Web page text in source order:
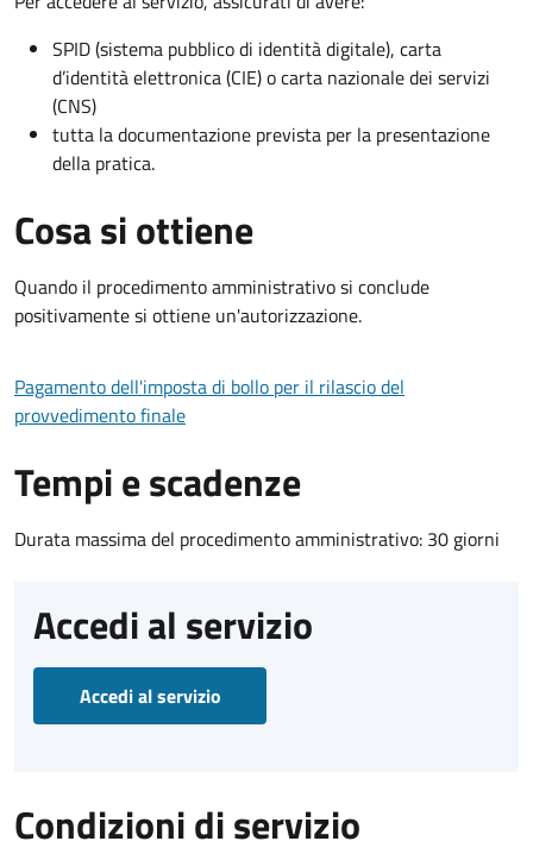
SPID (sistema pubblico di identità digitale), carta
d’identità elettronica (CIE) o carta nazionale dei servizi
(CNS)
tutta la documentazione prevista per la presentazione
della pratica.
Cosa si ottiene
Quando il procedimento amministrativo si conclude
positivamente si ottiene un'autorizzazione.
Pagamento dell'imposta di bollo per il rilascio del
provvedimento finale
Tempi e scadenze
Durata massima del procedimento amministrativo: 30 giorni
Accedi al servizio
Accedi al servizio
Condizioni di servizio